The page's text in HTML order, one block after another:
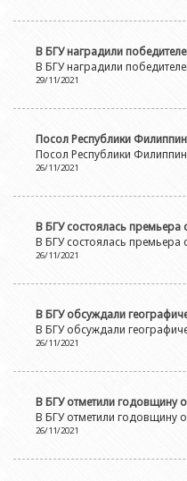
В БГУ наградили
В БГУ наградили
29/11/2021
Посол Республики
Посол Республики
26/11/2021
В БГУ состоялась премьера
В БГУ состоялась премьера
26/11/2021
В БГУ обсуждали
В БГУ обсуждали
26/11/2021
В БГУ отметили годовщину
В БГУ отметили годовщину
26/11/2021